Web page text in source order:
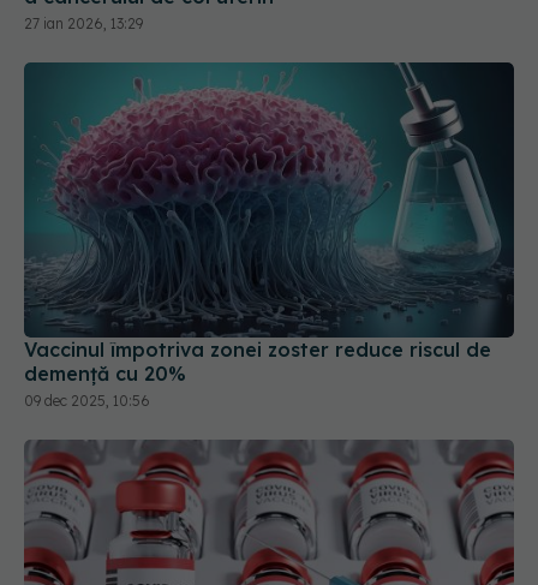
Vaccinul împotriva zonei zoster reduce riscul de
demență cu 20%
09 dec 2025, 10:56